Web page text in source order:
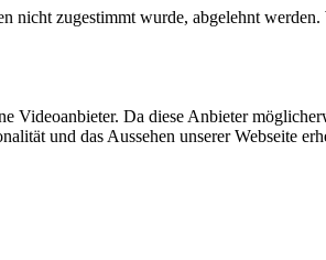
zugestimmt wurde, abgelehnt
Da diese Anbieter
und das Aussehen unserer Webseite